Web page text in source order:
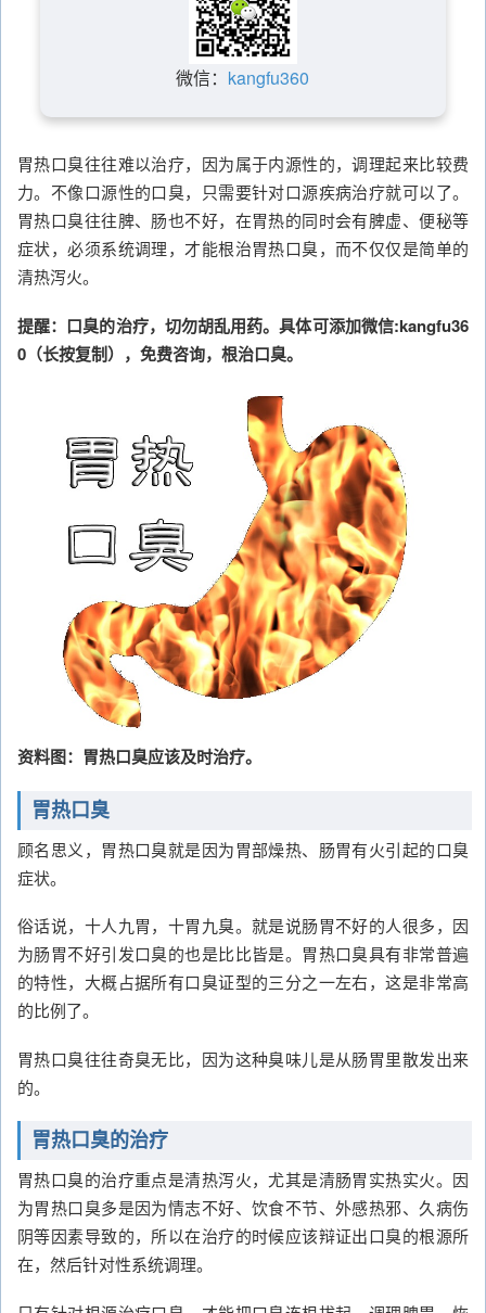
微信： kangfu360
胃热口臭往往难以治疗，因为属于内源性的，调理起来比较费
力。不像口源性的口臭，只需要针对口源疾病治疗就可以了。
胃热口臭往往脾、肠也不好，在胃热的同时会有脾虚、便秘等
症状，必须系统调理，才能根治胃热口臭，而不仅仅是简单的
清热泻火。
提醒：口臭的治疗，切勿胡乱用药。具体可添加微信:kangfu36
0（长按复制），免费咨询，根治口臭。
资料图：胃热口臭应该及时治疗。
胃热口臭
顾名思义，胃热口臭就是因为胃部燥热、肠胃有火引起的口臭
症状。
俗话说，十人九胃，十胃九臭。就是说肠胃不好的人很多，因
为肠胃不好引发口臭的也是比比皆是。胃热口臭具有非常普遍
的特性，大概占据所有口臭证型的三分之一左右，这是非常高
的比例了。
胃热口臭往往奇臭无比，因为这种臭味儿是从肠胃里散发出来
的。
胃热口臭的治疗
胃热口臭的治疗重点是清热泻火，尤其是清肠胃实热实火。因
为胃热口臭多是因为情志不好、饮食不节、外感热邪、久病伤
阴等因素导致的，所以在治疗的时候应该辩证出口臭的根源所
在，然后针对性系统调理。